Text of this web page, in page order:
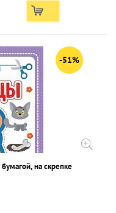
-51%
на скрепке